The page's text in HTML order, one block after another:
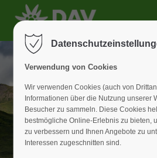
Der Eintrag "offcanvas-col2" existiert
Der Eintrag "offcanvas-col3" existiert
Der Eintrag "offcanvas-col4" existiert
Verwendung von Cookies
Wir verwenden Cookies (auch von
Informationen über die Nutzung unserer
Besucher zu sammeln. Diese Cookies
bestmögliche Online-Erlebnis zu bieten,
zu verbessern und Ihnen Angebote zu
Interessen zugeschnitten sind.